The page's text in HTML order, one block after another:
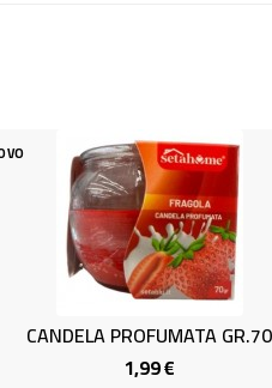
CANDELA PROFUMATA GR.70
1,99 €Prezzo